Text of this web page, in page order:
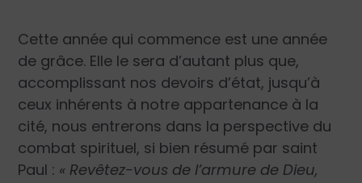
Cette année qui commence est une année
de grâce. Elle le sera d’autant plus que,
accomplissant nos devoirs d’état, jusqu’à
ceux inhérents à notre appartenance à la
cité, nous entrerons dans la perspective du
combat spiri­tuel, si bien résumé par saint
Paul : « Revêtez-vous de l’armure de Dieu,